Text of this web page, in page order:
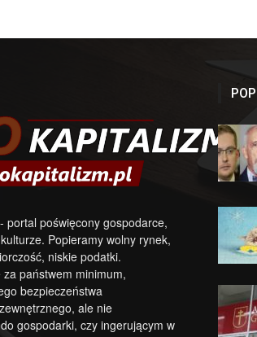
portal poświęcony gospodarce,
Popieramy wolny rynek,
niskie podatki.
państwem minimum,
bezpieczeństwa
ale nie
gospodarki, czy ingerującym w